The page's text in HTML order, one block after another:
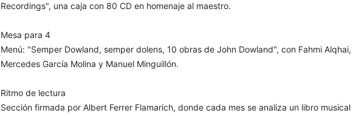
Recordings", una caja con 80 CD en homenaje al maestro.
Mesa para 4
Menú: "Semper Dowland, semper dolens, 10 obras de John Dowland", con Fahmi
Mercedes García Molina y Manuel Minguillón.
Ritmo de lectura
Sección firmada por Albert Ferrer Flamarich, donde cada mes se analiza un libro